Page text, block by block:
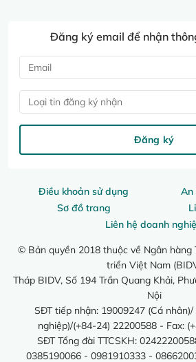
Điều khoản sử dụng
An
Sơ đồ trang
Liên hệ doanh
© Bản quyền 2018 thuộc về Ngân hàng
triển Việt Nam
Tháp BIDV, Số 194 Trần Quang Khải,
Nội
SĐT tiếp nhận: 19009247 (Cá
nghiệp)/(+84-24) 22200588 - Fax:
SĐT Tổng đài TTCSKH:
0385190066 - 0981910333 -
Đăng ký email để nhận
Loại tin đăng ký nhận
Đăng ký